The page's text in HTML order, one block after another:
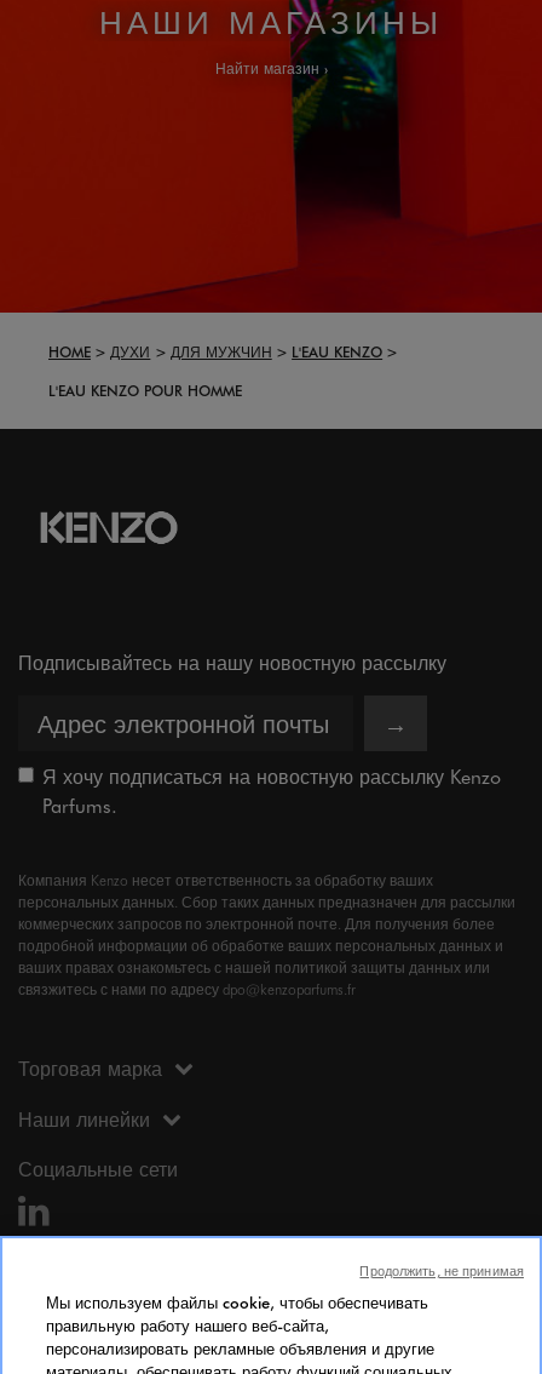
НАШИ МАГАЗИНЫ
Найти магазин
HOME ДУХИ ДЛЯ МУЖЧИН
L'EAU KENZO
L'EAU KENZO POUR HOMME
Подписывайтесь на нашу новостную рассылку
→
Я хочу подписаться на новостную рассылку Kenzo
Parfums.
Компания Kenzo несет ответственность за обработку ваших
персональных данных. Сбор таких данных предназначен для рассылки
коммерческих запросов по электронной почте. Для получения более
подробной информации об обработке ваших персональных данных и
ваших правах ознакомьтесь с нашей политикой защиты данных или
связжитесь с нами по адресу dpo@kenzoparfums.fr
Торговая марка
Наши линейки
Социальные сети
Мы используем файлы cookie, чтобы обеспечивать
правильную работу нашего веб-сайта,
персонализировать рекламные объявления и другие
Продолжить, не принимая